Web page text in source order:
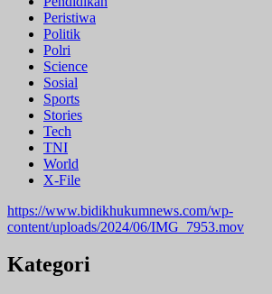
Peristiwa
Politik
Polri
Science
Sosial
Sports
Stories
Tech
TNI
World
X-File
https://www.bidikhukumnews.com/wp-
content/uploads/2024/06/IMG_7953.mov
Kategori